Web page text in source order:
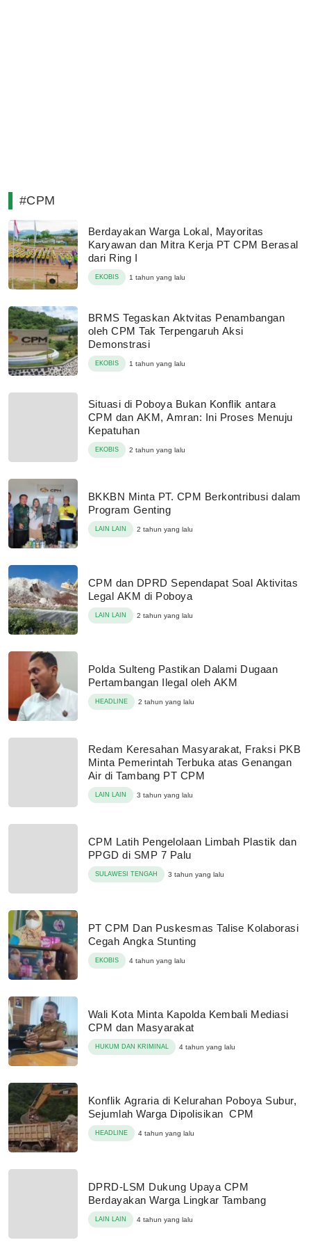
#CPM
Berdayakan Warga Lokal, Mayoritas
Karyawan dan Mitra Kerja PT CPM Berasal
dari Ring I
EKOBIS 1 tahun yang lalu
BRMS Tegaskan Aktvitas Penambangan
oleh CPM Tak Terpengaruh Aksi
Demonstrasi
EKOBIS 1 tahun yang lalu
Situasi di Poboya Bukan Konflik antara
CPM dan AKM, Amran: Ini Proses Menuju
Kepatuhan
EKOBIS 2 tahun yang lalu
BKKBN Minta PT. CPM Berkontribusi dalam
Program Genting
LAIN LAIN 2 tahun yang lalu
CPM dan DPRD Sependapat Soal Aktivitas
Legal AKM di Poboya
LAIN LAIN 2 tahun yang lalu
Polda Sulteng Pastikan Dalami Dugaan
Pertambangan Ilegal oleh AKM
HEADLINE 2 tahun yang lalu
Redam Keresahan Masyarakat, Fraksi PKB
Minta Pemerintah Terbuka atas Genangan
Air di Tambang PT CPM
LAIN LAIN 3 tahun yang lalu
CPM Latih Pengelolaan Limbah Plastik dan
PPGD di SMP 7 Palu
SULAWESI TENGAH 3 tahun yang lalu
PT CPM Dan Puskesmas Talise Kolaborasi
Cegah Angka Stunting
EKOBIS 4 tahun yang lalu
Wali Kota Minta Kapolda Kembali Mediasi
CPM dan Masyarakat
HUKUM DAN KRIMINAL 4 tahun yang lalu
Konflik Agraria di Kelurahan Poboya Subur,
Sejumlah Warga Dipolisikan CPM
HEADLINE 4 tahun yang lalu
DPRD-LSM Dukung Upaya CPM
Berdayakan Warga Lingkar Tambang
LAIN LAIN 4 tahun yang lalu